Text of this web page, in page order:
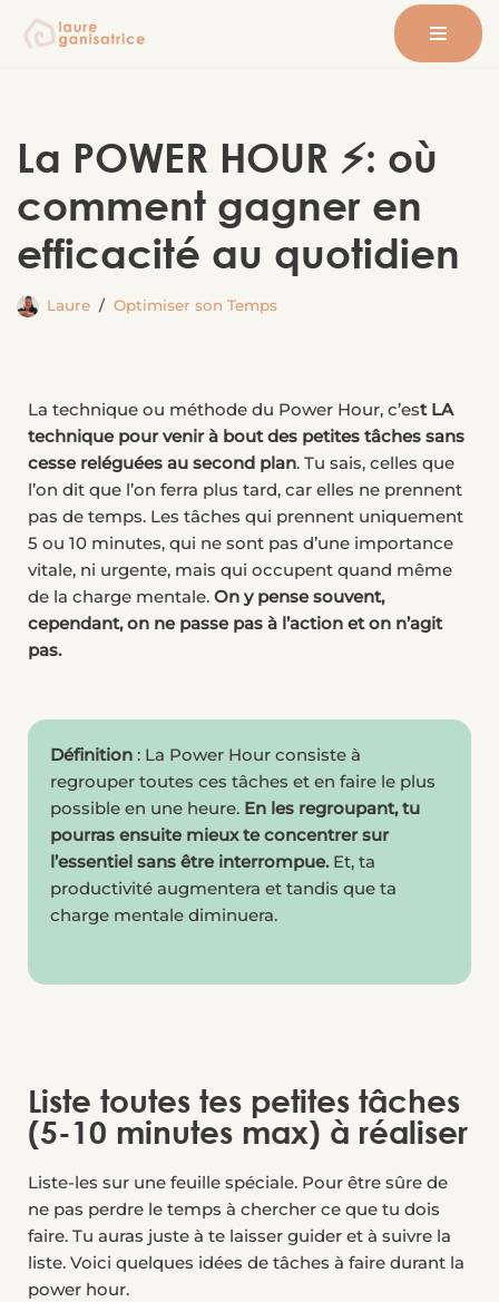
La POWER HOUR ⚡: où
comment gagner en
efficacité au quotidien
Laure Optimiser son Temps
La technique ou méthode du Power Hour, c’est LA
technique pour venir à bout des petites tâches sans
cesse reléguées au second plan. Tu sais, celles que
l’on dit que l’on ferra plus tard, car elles ne prennent
pas de temps. Les tâches qui prennent uniquement
5 ou 10 minutes, qui ne sont pas d’une importance
vitale, ni urgente, mais qui occupent quand même
de la charge mentale. On y pense souvent,
cependant, on ne passe pas à l’action et on n’agit
pas.
Définition : La Power Hour consiste à
regrouper toutes ces tâches et en faire le plus
possible en une heure. En les regroupant, tu
pourras ensuite mieux te concentrer sur
l’essentiel sans être interrompue.Et, ta
productivité augmentera et tandis que ta
charge mentale diminuera.
Liste toutes tes petites tâches
(5-10 minutes max) à réaliser
Liste-les sur une feuille spéciale. Pour être sûre de
ne pas perdre le temps à chercher ce que tu dois
faire. Tu auras juste à te laisser guider et à suivre la
liste. Voici quelques idées de tâches à faire durant la
power hour.